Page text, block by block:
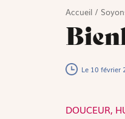
Accueil/
Le 10 février
DOUCEUR,